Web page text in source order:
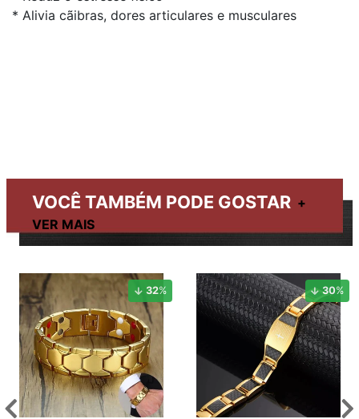
* Alivia cãibras, dores articulares e musculares
VOCÊ TAMBÉM PODE GOSTAR
32% 30%